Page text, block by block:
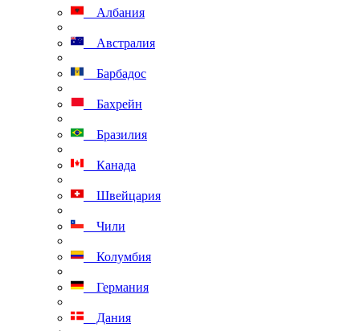
Албания
Австралия
Барбадос
Бахрейн
Бразилия
Канада
Швейцария
Чили
Колумбия
Германия
Дания